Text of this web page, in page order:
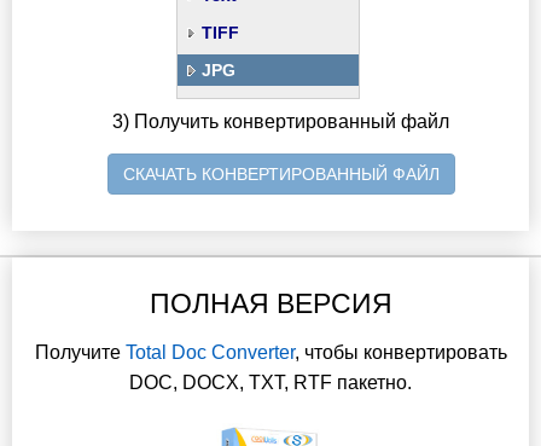
TIFF
JPG
3) Получить конвертированный файл
СКАЧАТЬ КОНВЕРТИРОВАННЫЙ ФАЙЛ
ПОЛНАЯ ВЕРСИЯ
Получите Total Doc Converter, чтобы конвертировать
DOC, DOCX, TXT, RTF пакетно.